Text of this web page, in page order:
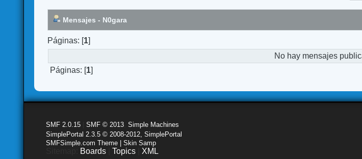
Mensajes - N0gara
Páginas: [1]
No hay mensajes
Páginas: [1]
SMF 2.0.15 |SMF © 2013 ,Simple Machines
SimplePortal 2.3.5 © 2008-2012, SimplePortal
SMFSimple.com Theme | Skin Samp
Boards |Topics XML